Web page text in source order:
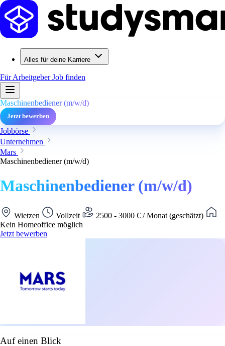
Alles für deine Karriere
Für ArbeitgeberJob finden
Maschinenbediener (m/w/d)
Jetzt bewerben
Jobbörse
Unternehmen
Mars
Maschinenbediener (m/w/d)
Maschinenbediener (m/w/d)
Wietzen Vollzeit
2500 - 3000 € / Monat (geschätzt)
Kein Homeoffice möglich
Jetzt bewerben
Auf einen Blick